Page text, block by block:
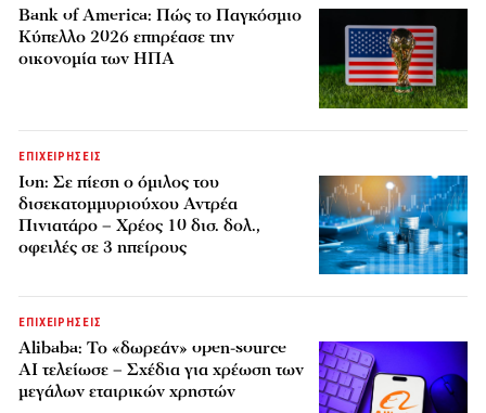
Bank of America: Πώς το Παγκόσμιο
Κύπελλο 2026 επηρέασε την
οικονομία των ΗΠΑ
ΕΠΙΧΕΙΡΗΣΕΙΣ
Ion: Σε πίεση ο όμιλος του
δισεκατομμυριούχου Αντρέα
Πινιατάρο – Χρέος 10 δισ. δολ.,
οφειλές σε 3 ηπείρους
ΕΠΙΧΕΙΡΗΣΕΙΣ
Alibaba: Το «δωρεάν» open-source
AI τελείωσε – Σχέδια για χρέωση των
μεγάλων εταιρικών χρηστών